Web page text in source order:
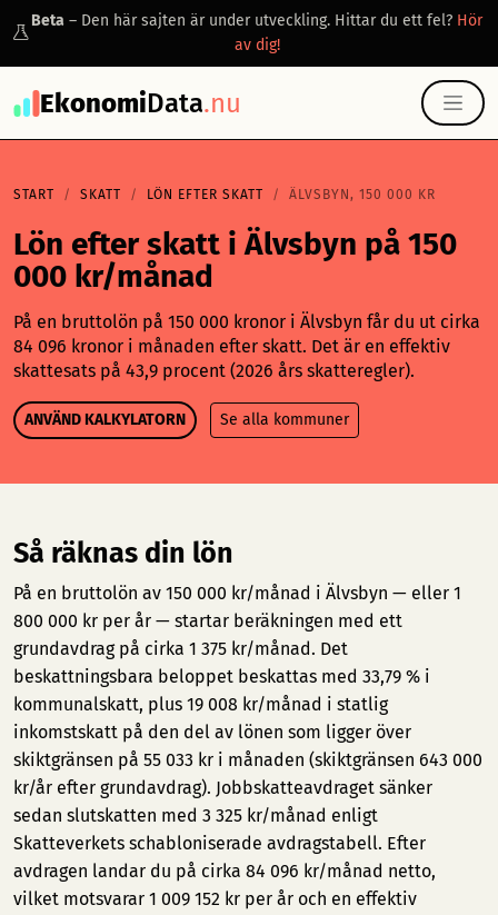
Beta – Den här sajten är under utveckling. Hittar du ett fel? Hör
av dig!
EkonomiData.nu
START SKATT LÖN EFTER SKATT ÄLVSBYN, 150 000 KR
Lön efter skatt i Älvsbyn på 150
000 kr/månad
På en bruttolön på 150 000 kronor i Älvsbyn får du ut cirka
84 096 kronor i månaden efter skatt. Det är en effektiv
skattesats på 43,9 procent (2026 års skatteregler).
ANVÄND KALKYLATORN Se alla kommuner
Så räknas din lön
På en bruttolön av 150 000 kr/månad i Älvsbyn — eller 1
800 000 kr per år — startar beräkningen med ett
grundavdrag på cirka 1 375 kr/månad. Det
beskattningsbara beloppet beskattas med 33,79 % i
kommunalskatt, plus 19 008 kr/månad i statlig
inkomstskatt på den del av lönen som ligger över
skiktgränsen på 55 033 kr i månaden (skiktgränsen 643 000
kr/år efter grundavdrag). Jobbskatteavdraget sänker
sedan slutskatten med 3 325 kr/månad enligt
Skatteverkets schabloniserade avdragstabell. Efter
avdragen landar du på cirka 84 096 kr/månad netto,
vilket motsvarar 1 009 152 kr per år och en effektiv